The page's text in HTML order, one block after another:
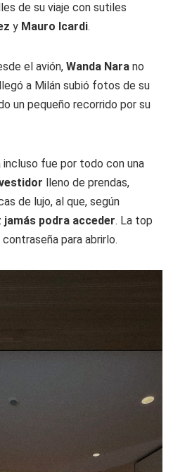
de su viaje con sutiles
y Mauro Icardi.
el avión, Wanda Nara no
a Milán subió fotos de su
un pequeño recorrido por su
incluso fue por todo con una
lleno de prendas,
de lujo, al que, según
jamás podra acceder. La top
para abrirlo.